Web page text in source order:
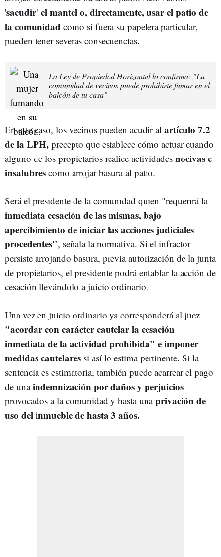
'sacudir' el mantel o, directamente, usar el patio de
la comunidad como si fuera su papelera particular,
pueden tener severas consecuencias.
La Ley de Propiedad Horizontal lo confirma: "La
comunidad de vecinos puede prohibirte fumar en el
balcón de tu casa"
En este caso, los vecinos pueden acudir al artículo 7.2
de la LPH, precepto que establece cómo actuar cuando
alguno de los propietarios realice actividades nocivas e
insalubres como arrojar basura al patio.
Será el presidente de la comunidad quien "requerirá la
inmediata cesación de las mismas, bajo
apercibimiento de iniciar las acciones judiciales
procedentes", señala la normativa. Si el infractor
persiste arrojando basura, previa autorización de la junta
de propietarios, el presidente podrá entablar la acción de
cesación llevándolo a juicio ordinario.
Una vez en juicio ordinario ya corresponderá al juez
"acordar con carácter cautelar la cesación
inmediata de la actividad prohibida" e imponer
medidas cautelares si así lo estima pertinente. Si la
sentencia es estimatoria, también puede acarrear el pago
de unaindemnización por daños y perjuicios
provocados a la comunidad y hasta unaprivación de
uso del inmueble de hasta 3 años.